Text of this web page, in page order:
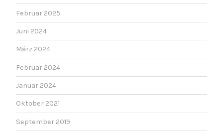
Februar 2025
Juni 2024
März 2024
Februar 2024
Januar 2024
Oktober 2021
September 2019